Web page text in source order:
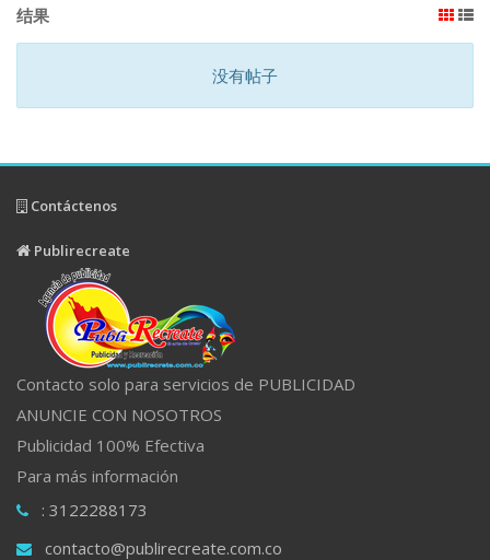
结果
没有帖子
Contáctenos
Publirecreate
Contacto solo para servicios de PUBLICIDAD
ANUNCIE CON NOSOTROS
Publicidad 100% Efectiva
Para más información
: 3122288173
contacto@publirecreate.com.co